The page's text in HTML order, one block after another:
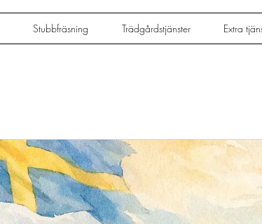
Stubbfräsning Trädgårdstjänster Extra